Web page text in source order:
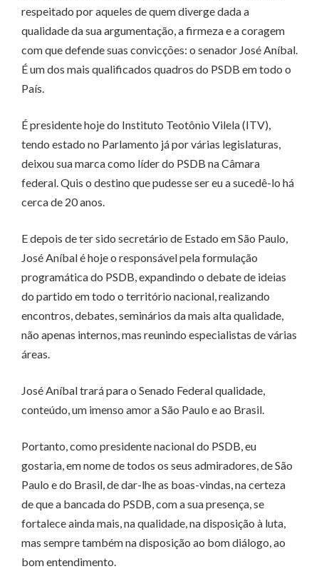
respeitado por aqueles de quem diverge dada a
qualidade da sua argumentação, a firmeza e a coragem
com que defende suas convicções: o senador José Aníbal.
É um dos mais qualificados quadros do PSDB em todo o
País.
É presidente hoje do Instituto Teotônio Vilela (ITV),
tendo estado no Parlamento já por várias legislaturas,
deixou sua marca como líder do PSDB na Câmara
federal. Quis o destino que pudesse ser eu a sucedê-lo há
cerca de 20 anos.
E depois de ter sido secretário de Estado em São Paulo,
José Aníbal é hoje o responsável pela formulação
programática do PSDB, expandindo o debate de ideias
do partido em todo o território nacional, realizando
encontros, debates, seminários da mais alta qualidade,
não apenas internos, mas reunindo especialistas de várias
áreas.
José Aníbal trará para o Senado Federal qualidade,
conteúdo, um imenso amor a São Paulo e ao Brasil.
Portanto, como presidente nacional do PSDB, eu
gostaria, em nome de todos os seus admiradores, de São
Paulo e do Brasil, de dar-lhe as boas-vindas, na certeza
de que a bancada do PSDB, com a sua presença, se
fortalece ainda mais, na qualidade, na disposição à luta,
mas sempre também na disposição ao bom diálogo, ao
bom entendimento.